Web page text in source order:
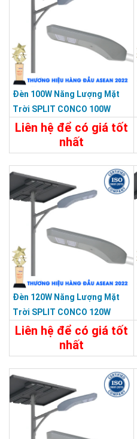
Đèn 100W Năng Lượng Mặt
Trời SPLIT CONCO 100W
5000 Màu Xám KY-F-HX-002
Liên hệ để có giá tốt
nhất
Đèn 120W Năng Lượng Mặt
Trời SPLIT CONCO 120W
5000 Màu Xám KY-F-HX-003
Liên hệ để có giá tốt
nhất